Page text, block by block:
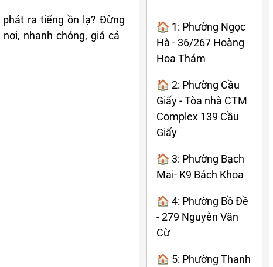
ra tiếng ồn lạ? Đừng
nhanh chóng, giá cả
🏠 1: Phường Ngọc
Hà - 36/267 Hoàng
Hoa Thám
🏠 2: Phường Cầu
Giấy - Tòa nhà CTM
Complex 139 Cầu
Giấy
🏠 3: Phường Bạch
Mai- K9 Bách Khoa
🏠 4: Phường Bồ Đề
- 279 Nguyễn Văn
Cừ
🏠 5: Phường Thanh